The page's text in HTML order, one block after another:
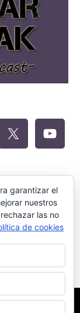
garantizar el
nuestros
las no
de cookies